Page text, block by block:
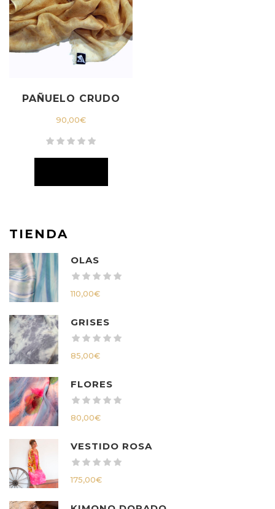
PAÑUELO CRUDO
90,00€
TIENDA
OLAS
110,00€
GRISES
85,00€
FLORES
80,00€
VESTIDO ROSA
175,00€